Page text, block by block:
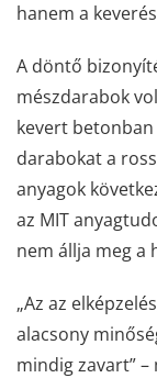
hanem a
A döntő
mészdarabok
kevert
darabokat a
anyagok
az MIT
nem állja meg a
„Az az
alacsony
mindig zavart”